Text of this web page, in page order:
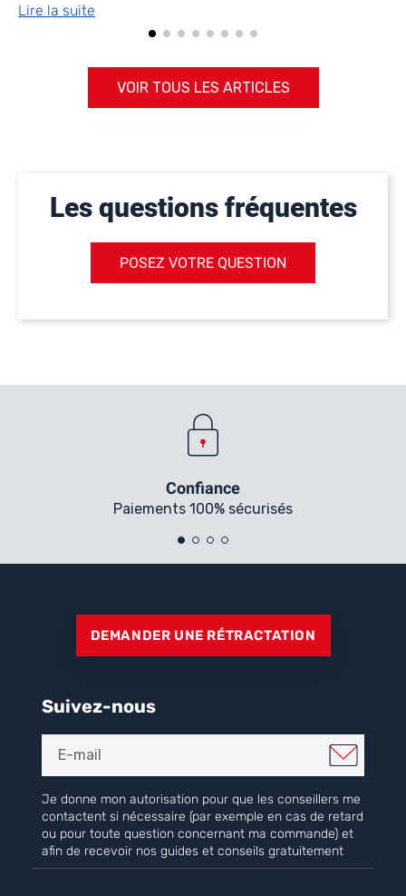
Lire la suite
VOIR TOUS LES ARTICLES
Les questions fréquentes
POSEZ VOTRE QUESTION
Confiance
Paiements 100% sécurisés
DEMANDER UNE RÉTRACTATION
Suivez-nous
Je donne mon autorisation pour que les conseillers me
contactent si nécessaire (par exemple en cas de retard
ou pour toute question concernant ma commande) et
afin de recevoir nos guides et conseils gratuitement